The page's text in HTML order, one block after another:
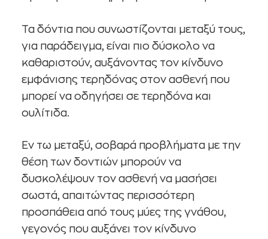
Τα δόντια που συνωστίζονται μεταξύ τους,
για παράδειγμα, είναι πιο δύσκολο να
καθαριστούν, αυξάνοντας τον κίνδυνο
εμφάνισης τερηδόνας στον ασθενή που
μπορεί να οδηγήσει σε τερηδόνα και
ουλίτιδα.
Εν τω μεταξύ, σοβαρά προβλήματα με την
θέση των δοντιών μπορούν να
δυσκολέψουν τον ασθενή να μασήσει
σωστά, απαιτώντας περισσότερη
προσπάθεια από τους μύες της γνάθου,
γεγονός που αυξάνει τον κίνδυνο